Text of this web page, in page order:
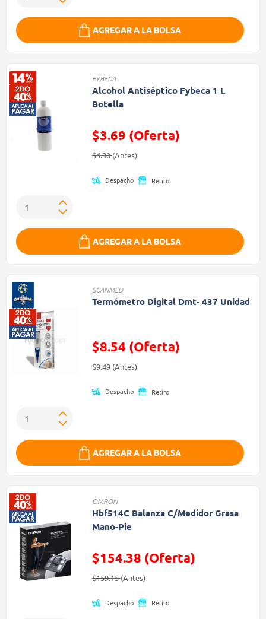
AGREGAR A LA BOLSA
FYBECA
Alcohol Antiséptico Fybeca 1 L
Botella
$3.69 (Oferta)
Precio reducido de
$4.30(Antes)(Oferta)
Despacho Retiro
AGREGAR A LA BOLSA
SCANMED
Termómetro Digital Dmt- 437 Unidad
$8.54 (Oferta)
Precio reducido de
$9.49(Antes)(Oferta)
Despacho Retiro
AGREGAR A LA BOLSA
OMRON
Hbf514C Balanza C/Medidor Grasa
Mano-Pie
$154.38 (Oferta)
Precio reducido de
$159.15(Antes)(Oferta)
Despacho Retiro